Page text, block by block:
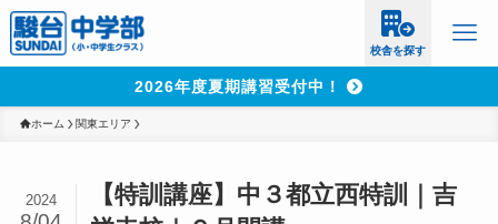
校舎を探す
2026年度夏期講習受付中！
ホーム 関東エリア
【特訓講座】中３都立西特訓｜吉
2024